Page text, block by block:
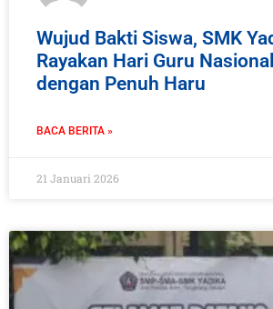
Wujud Bakti Siswa, SMK
Rayakan Hari Guru
dengan Penuh Haru
BACA BERITA »
21 Januari 2026